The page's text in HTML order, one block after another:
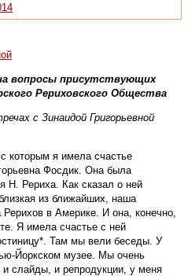
вопросы присутствующих
Рериховского Общества
с Зинаидой Григорьевной
которым я имела счастье
Фосдик. Она была
Н. Рериха. Как сказал о ней
из ближайших, наша
в Америке. И она, конечно,
Я имела счастье с ней
Там мы вели беседы. У
Йоркском музее. Мы очень
слайды, и репродукции, у меня